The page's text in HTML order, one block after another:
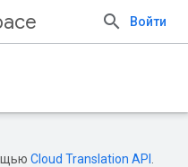
Войти
Cloud Translation API